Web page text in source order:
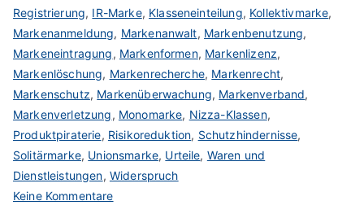
Registrierung, IR-Marke, Klasseneinteilung, Kollektivmarke,
Markenanmeldung, Markenanwalt, Markenbenutzung,
Markeneintragung, Markenformen, Markenlizenz,
Markenlöschung, Markenrecherche, Markenrecht,
Markenschutz, Markenüberwachung, Markenverband,
Markenverletzung, Monomarke, Nizza-Klassen,
Produktpiraterie, Risikoreduktion, Schutzhindernisse,
Solitärmarke, Unionsmarke, Urteile, Waren und
Dienstleistungen, Widerspruch
Keine Kommentarezu